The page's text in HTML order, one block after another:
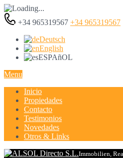
+34 965319567 +34 965319567
Deutsch
English
ESPAñOL
Menu
Inicio
Propiedades
Contacto
Testimonios
Novedades
Otros & Links
Immobilien,